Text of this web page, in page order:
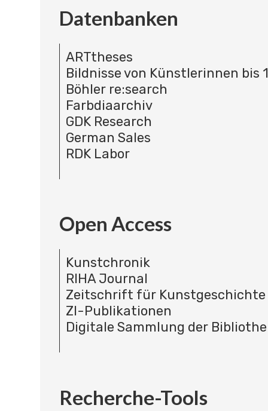
Datenbanken
ARTtheses
Bildnisse von Künstlerinnen bis
Böhler re:search
Farbdiaarchiv
GDK Research
German Sales
RDK Labor
Open Access
Kunstchronik
RIHA Journal
Zeitschrift für Kunstgeschichte
ZI-Publikationen
Digitale Sammlung der
Recherche-Tools